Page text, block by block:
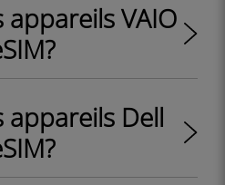
VAIO
appareils Dell